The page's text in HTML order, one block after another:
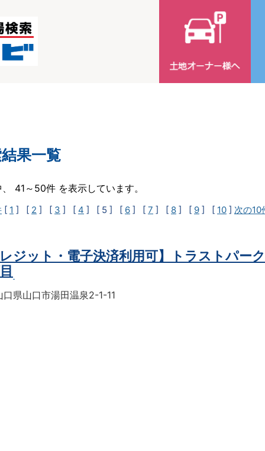
果一覧
41～50件 を表示しています。
[ 1 ] [ 2 ] [ 3 ] [ 4 ] [ 5 ] [ 6 ] [ 7 ] [ 8 ] [ 9 ] [ 10 ] 次の10
レジット・電子決済利用可】トラストパー
口県山口市湯田温泉2-1-11